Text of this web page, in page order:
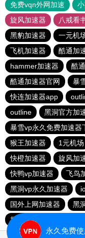
免费vqn外网加速
旋风加速器
八戒看
黑豹加速器
一元机
飞机加速器
酷通加
hammer加速器
酷
酷通加速器官网
暴
快连加速器app
outline
黑洞官方加
暴雪vp永久免费加速器
猴王加速器
1元机场
快橙加速器
旋风加
快鸭vp加速器
飞鸟
黑洞vp永久加速器
国外上网加速器
黑
极光vqn官网
永久免费